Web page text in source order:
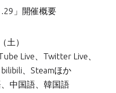
」開催概要
土）
Live、Twitter Live、
、Steamほか
中国語、韓国語